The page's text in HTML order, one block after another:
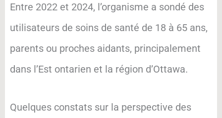
Entre 2022 et 2024, l’organisme a sondé des
utilisateurs de soins de santé de 18 à 65 ans,
parents ou proches aidants, principalement
dans l’Est ontarien et la région d’Ottawa.
Quelques constats sur la perspective des